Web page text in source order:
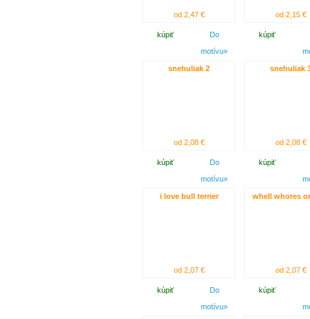
od 2,47 €
kúpiť
Do
motívu»
od 2,15 €
kúpiť
snehuliak 2
od 2,08 €
kúpiť
Do
motívu»
snehuliak
od 2,08 €
kúpiť
i love bull terrier
od 2,07 €
kúpiť
Do
motívu»
whell whores
od 2,07 €
kúpiť